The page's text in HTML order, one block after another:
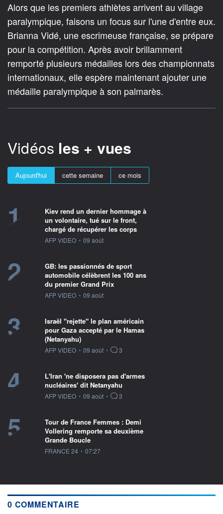
Alors que les premiers athlètes arrivent au village
paralympique, faisons un focus sur l'une d'entre eux.
Brianna Vidé, une escrimeuse française, se prépare
pour la compétition. Après avoir brillamment
remporté plusieurs médailles lors des championnats
internationaux, elle espère maintenant ajouter une
médaille paralympique à son palmarès.
Vidéos les + vues
Aujourd'hui cette semaine ce mois
1
Kiev rend un dernier hommage à
un volontaire, tué sur le front,
chargé de récupérer les corps
information fournie par
AFP VIDEO • 09 août
2
GB: les passionnés de sport
automobile célèbrent les 100 ans
du premier Grand Prix
information fournie par
AFP VIDEO • 09 août
3
Israël "rejette" le plan américain
pour Gaza accepté par le Hamas
(Netanyahu)
information fournie par
AFP VIDEO • 09 août • 3
4
L'Iran 'ne disposera pas d'armes
nucléaires' dit Netanyahu
information fournie par
AFP VIDEO • 09 août • 3
5
Tour de France Femmes : Demi
Vollering remporte sa deuxième
Grande Boucle
information fournie par
FRANCE 24 • 07:27
0 COMMENTAIRE